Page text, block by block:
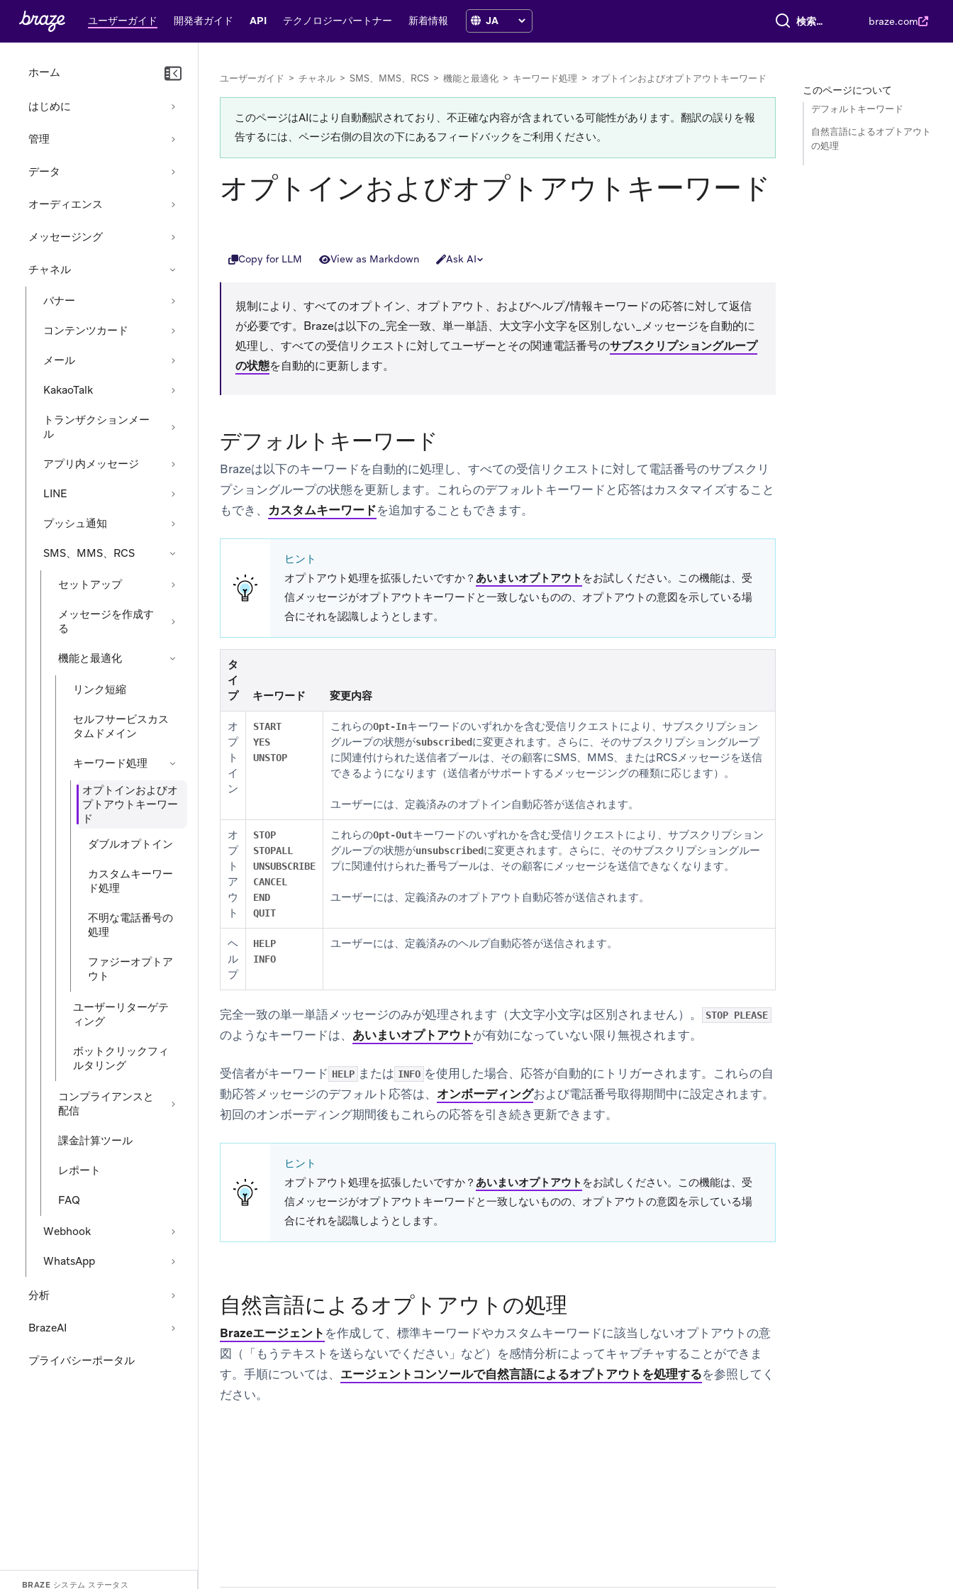
ユーザーガイド 開発者ガイド API テクノロジーパートナー 新着情報 すべて検索 braze.com
ホーム
はじめに
管理
データ
オーディエンス
メッセージング
チャネル
バナー
コンテンツカード
メール
KakaoTalk
トランザクションメー
ル
アプリ内メッセージ
LINE
プッシュ通知
SMS、MMS、RCS
セットアップ
メッセージを作成す
る
機能と最適化
リンク短縮
セルフサービスカス
タムドメイン
キーワード処理
オプトインおよびオ
プトアウトキーワー
ド
ダブルオプトイン
カスタムキーワー
ド処理
不明な電話番号の
処理
ファジーオプトア
ウト
ユーザーリターゲテ
ィング
ボットクリックフィ
ルタリング
コンプライアンスと
配信
課金計算ツール
レポート
FAQ
Webhook
WhatsApp
分析
BrazeAI
プライバシーポータル
BRAZE システム ステータス
ユーザーガイド > チャネル > SMS、MMS、RCS > 機能と最適化 > キーワード処理 > オプトインおよびオプトアウトキーワード
このページはAIにより自動翻訳されており、不正確な内容が含まれている可能性があります。翻訳の誤りを報
告するには、ページ右側の目次の下にあるフィードバックをご利用ください。
オプトインおよびオプトアウトキーワード
Copy for LLM View as Markdown Ask AI
規制により、すべてのオプトイン、オプトアウト、およびヘルプ/情報キーワードの応答に対して返信
が必要です。Brazeは以下の_完全一致、単一単語、大文字小文字を区別しない_メッセージを自動的に
処理し、すべての受信リクエストに対してユーザーとその関連電話番号のサブスクリプショングループ
の状態を自動的に更新します。
デフォルトキーワード
Brazeは以下のキーワードを自動的に処理し、すべての受信リクエストに対して電話番号のサブスクリ
プショングループの状態を更新します。これらのデフォルトキーワードと応答はカスタマイズすること
もでき、 カスタムキーワードを追加することもできます。
ヒント
オプトアウト処理を拡張したいですか？ あいまいオプトアウト をお試しください。この機能は、受
信メッセージがオプトアウトキーワードと一致しないものの、オプトアウトの意図を示している場
合にそれを認識しようとします。
タ
イ
プ
キーワード 変更内容
オ
プ
ト
イ
ン
START
YES
UNSTOP
これらのOpt-Inキーワードのいずれかを含む受信リクエストにより、サブスクリプション
グループの状態がsubscribedに変更されます。さらに、そのサブスクリプショングループ
に関連付けられた送信者プールは、その顧客にSMS、MMS、またはRCSメッセージを送信
できるようになります（送信者がサポートするメッセージングの種類に応じます）。
ユーザーには、定義済みのオプトイン自動応答が送信されます。
オ
プ
ト
ア
ウ
ト
STOP
STOPALL
UNSUBSCRIBE
CANCEL
END
QUIT
これらのOpt-Outキーワードのいずれかを含む受信リクエストにより、サブスクリプション
グループの状態がunsubscribedに変更されます。さらに、そのサブスクリプショングルー
プに関連付けられた番号プールは、その顧客にメッセージを送信できなくなります。
ユーザーには、定義済みのオプトアウト自動応答が送信されます。
ヘ
ル
プ
HELP
INFO
ユーザーには、定義済みのヘルプ自動応答が送信されます。
完全一致の単一単語メッセージのみが処理されます（大文字小文字は区別されません）。 STOP PLEASE
のようなキーワードは、 あいまいオプトアウトが有効になっていない限り無視されます。
受信者がキーワード HELP または INFO を使用した場合、応答が自動的にトリガーされます。これらの自
動応答メッセージのデフォルト応答は、 オンボーディングおよび電話番号取得期間中に設定されます。
初回のオンボーディング期間後もこれらの応答を引き続き更新できます。
ヒント
オプトアウト処理を拡張したいですか？ あいまいオプトアウト をお試しください。この機能は、受
信メッセージがオプトアウトキーワードと一致しないものの、オプトアウトの意図を示している場
合にそれを認識しようとします。
自然言語によるオプトアウトの処理
Brazeエージェント を作成して、標準キーワードやカスタムキーワードに該当しないオプトアウトの意
図（「もうテキストを送らないでください」など）を感情分析によってキャプチャすることができま
す。手順については、 エージェントコンソールで自然言語によるオプトアウトを処理するを参照してく
ださい。
このページについて
デフォルトキーワード
自然言語によるオプトアウト
の処理